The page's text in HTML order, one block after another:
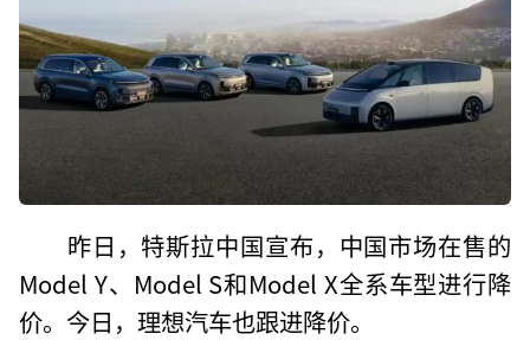
昨日，特斯拉中国宣布，中国市场在售的
Model Y、Model S和Model X全系车型进行降
价。今日，理想汽车也跟进降价。